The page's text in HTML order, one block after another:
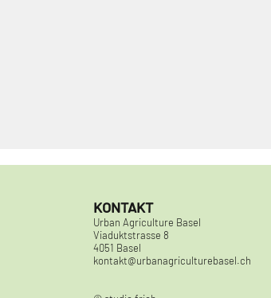
KONTAKT
Urban Agriculture Basel
Viaduktstrasse 8
4051 Basel
kontakt@urbanagriculturebasel.ch